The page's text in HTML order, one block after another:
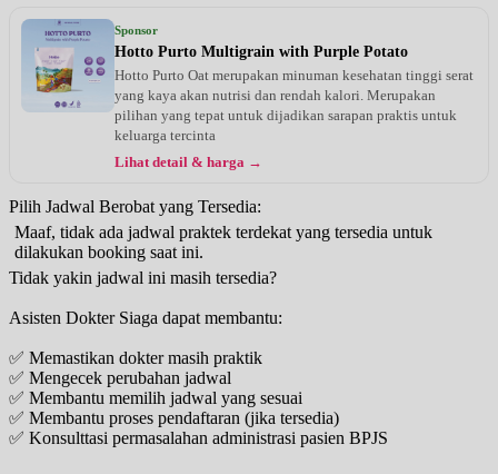
Sponsor
Hotto Purto Multigrain with Purple Potato
Hotto Purto Oat merupakan minuman kesehatan tinggi serat
yang kaya akan nutrisi dan rendah kalori. Merupakan
pilihan yang tepat untuk dijadikan sarapan praktis untuk
keluarga tercinta
Lihat detail & harga →
Pilih Jadwal Berobat yang Tersedia:
Maaf, tidak ada jadwal praktek terdekat yang tersedia untuk
dilakukan booking saat ini.
Tidak yakin jadwal ini masih tersedia?
Asisten Dokter Siaga dapat membantu:
✅ Memastikan dokter masih praktik
✅ Mengecek perubahan jadwal
✅ Membantu memilih jadwal yang sesuai
✅ Membantu proses pendaftaran (jika tersedia)
✅ Konsulttasi permasalahan administrasi pasien BPJS